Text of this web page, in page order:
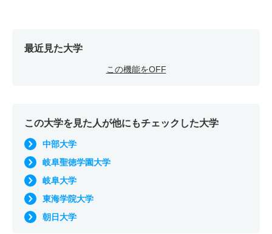
最近見た大学
この機能をOFF
この大学を見た人が他にもチェックした大学
中部大学
岐阜聖徳学園大学
岐阜大学
東海学院大学
朝日大学